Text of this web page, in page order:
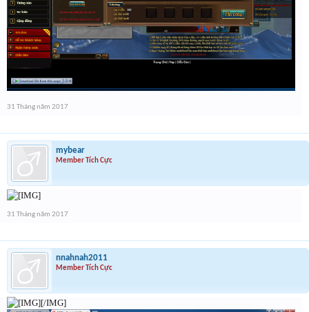
31 Tháng năm 2017
mybear
Member Tích Cực
31 Tháng năm 2017
nnahnah2011
Member Tích Cực
[/IMG]